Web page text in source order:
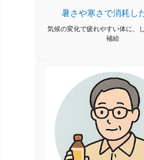
暑さや寒さで消耗し
気候の変化で疲れやすい体に、
補給